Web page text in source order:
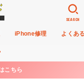
iPhone修理 よくあ
SEARCH
こちら